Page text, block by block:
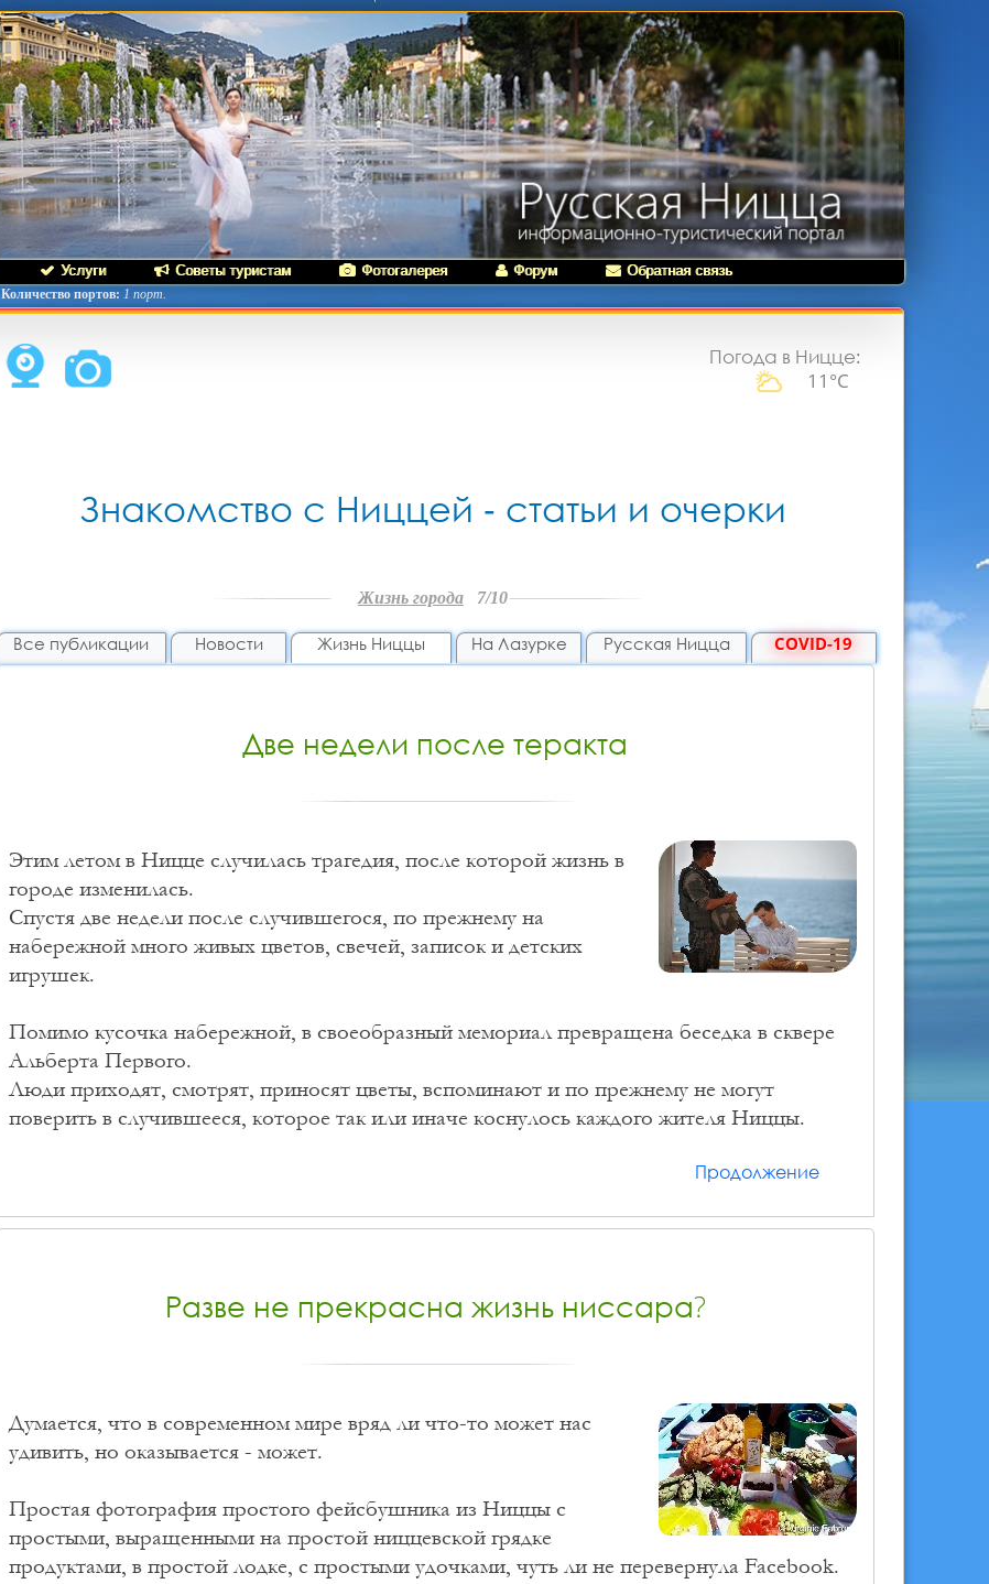
Услуги Советы туристам Фотогалерея Форум
Обратная связь
Количество портов: 1 порт.
Погода в Ницце:
11°C
Знакомство с Ниццей - статьи и очерки
Жизнь города7/10
Все публикации Новости Жизнь Ниццы На Лазурке Русская Ницца COVID-19
Две недели после теракта
Этим летом в Ницце случилась трагедия, после которой жизнь в
городе изменилась.
Спустя две недели после случившегося, по прежнему на
набережной много живых цветов, свечей, записок и детских
игрушек.
Помимо кусочка набережной, в своеобразный мемориал превращена беседка в сквере
Альберта Первого.
Люди приходят, смотрят, приносят цветы, вспоминают и по прежнему не могут
поверить в случившееся, которое так или иначе коснулось каждого жителя Ниццы.
Продолжение
Разве не прекрасна жизнь ниссара?
Думается, что в современном мире вряд ли что-то может нас
удивить, но оказывается - может.
Простая фотография простого фейcбушника из Ниццы с
простыми, выращенными на простой ниццевской грядке
продуктами, в простой лодке, с простыми удочками, чуть ли не перевернула Facebook.